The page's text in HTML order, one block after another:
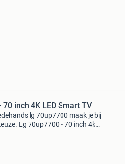
70 inch 4K LED Smart TV
lg 70up7700 maak je bij
Lg 70up7700 - 70 inch 4k